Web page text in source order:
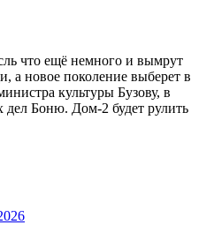
что ещё немного и вымрут
а новое поколение выберет в
культуры Бузову, в
дел Боню. Дом-2 будет рулить